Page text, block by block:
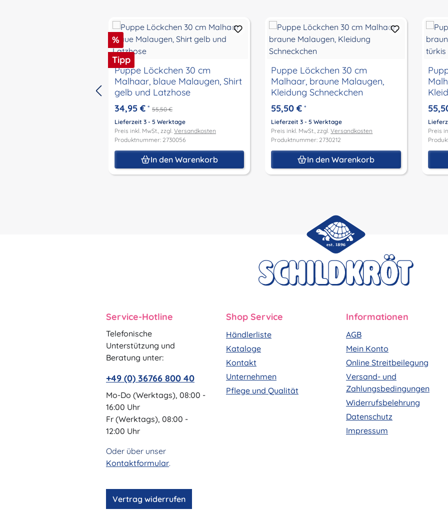
Rabatt
%
Tipp
Puppe Löckchen 30 cm
Malhaar, blaue Malaugen, Shirt
gelb und Latzhose
34,95 € * 55,50 €
Lieferzeit 3 - 5 Werktage
Preis inkl. MwSt., zzgl. Versandkosten
Produktnummer: 2730056
In den Warenkorb
Puppe Löckchen 30 cm
Malhaar, braune Malaugen,
Kleidung Schneckchen
55,50 € *
Lieferzeit 3 - 5 Werktage
Preis inkl. MwSt., zzgl.Versandkosten
Produktnummer: 2730212
In den Warenkorb
Preis
Service-Hotline
Telefonische
Unterstützung und
Beratung unter:
+49 (0) 36766 800 40
Mo-Do (Werktags), 08:00 -
16:00 Uhr
Fr (Werktags), 08:00 -
12:00 Uhr
Oder über unser
Kontaktformular.
Vertrag widerrufen
Shop Service
Händlerliste
Kataloge
Kontakt
Unternehmen
Pflege und Qualität
Informationen
AGB
Mein Konto
Online Streitbeilegung
Versand- und
Zahlungsbedingungen
Widerrufsbelehrung
Datenschutz
Impressum